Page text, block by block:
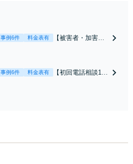
事例6件 料金表有
【被害者・加害者
情報開示請求、慰
事例6件 料金表有
【初回電話相談10
最良の形で解決出